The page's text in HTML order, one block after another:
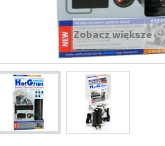
Zobacz większe